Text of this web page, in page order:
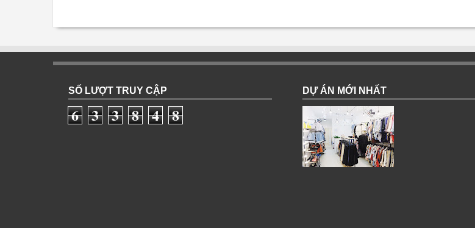
SỐ LƯỢT TRUY CẬP
6 3 3 8 4 8
DỰ ÁN MỚI NHẤT